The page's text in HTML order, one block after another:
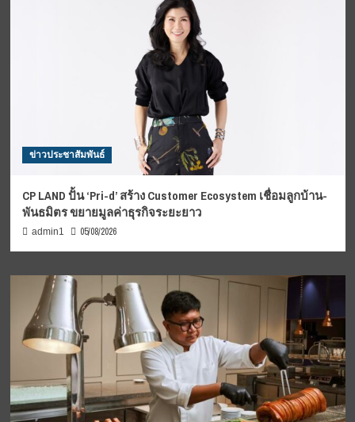
ข่าวประชาสัมพันธ์
CP LAND ปั้น ‘Pri-d’ สร้าง Customer Ecosystem เชื่อมลูกบ้าน-
พันธมิตร ขยายมูลค่าธุรกิจระยะยาว
admin1 05/08/2026